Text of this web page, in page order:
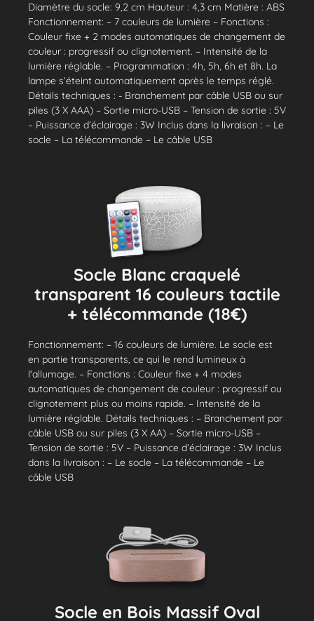
Diamètre du socle: 9,2 cm Hauteur : 4,3 cm Matière : ABS
Fonctionnement: – 7 couleurs de lumière – Fonctions :
Couleur fixe + 2 modes automatiques de changement de
couleur : progressif ou clignotement. – Intensité de la
lumière réglable. – Programmation : 4h, 5h, 6h et 8h. La
lampe s’éteint automatiquement après le temps réglé.
Détails techniques : - Branchement par câble USB ou sur
piles (3 X AAA) – Sortie micro-USB – Tension de sortie : 5V
– Puissance d’éclairage : 3W Inclus dans la livraison : – Le
socle – La télécommande – Le câble USB
Socle Blanc craquelé
transparent 16 couleurs tactile
+ télécommande (18€)
Fonctionnement: – 16 couleurs de lumière. Le socle est
en partie transparents, ce qui le rend lumineux à
l'allumage. – Fonctions : Couleur fixe + 4 modes
automatiques de changement de couleur : progressif ou
clignotement plus ou moins rapide. – Intensité de la
lumière réglable. Détails techniques : – Branchement par
câble USB ou sur piles (3 X AA) – Sortie micro-USB –
Tension de sortie : 5V – Puissance d’éclairage : 3W Inclus
dans la livraison : – Le socle – La télécommande – Le
câble USB
Socle en Bois Massif Oval